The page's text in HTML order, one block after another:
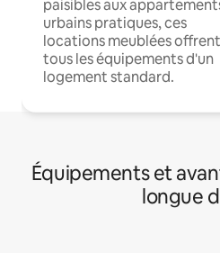
paisibles aux
urbains pratiques, ces
locations meublées offrent
tous les équipements d'un
logement standard.
Équipements et
longue